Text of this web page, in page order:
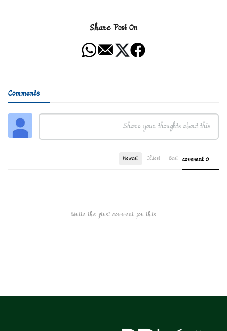
Share Post On
Comments
0 comment
Best
Oldest
Newest
Write the first comment for this!